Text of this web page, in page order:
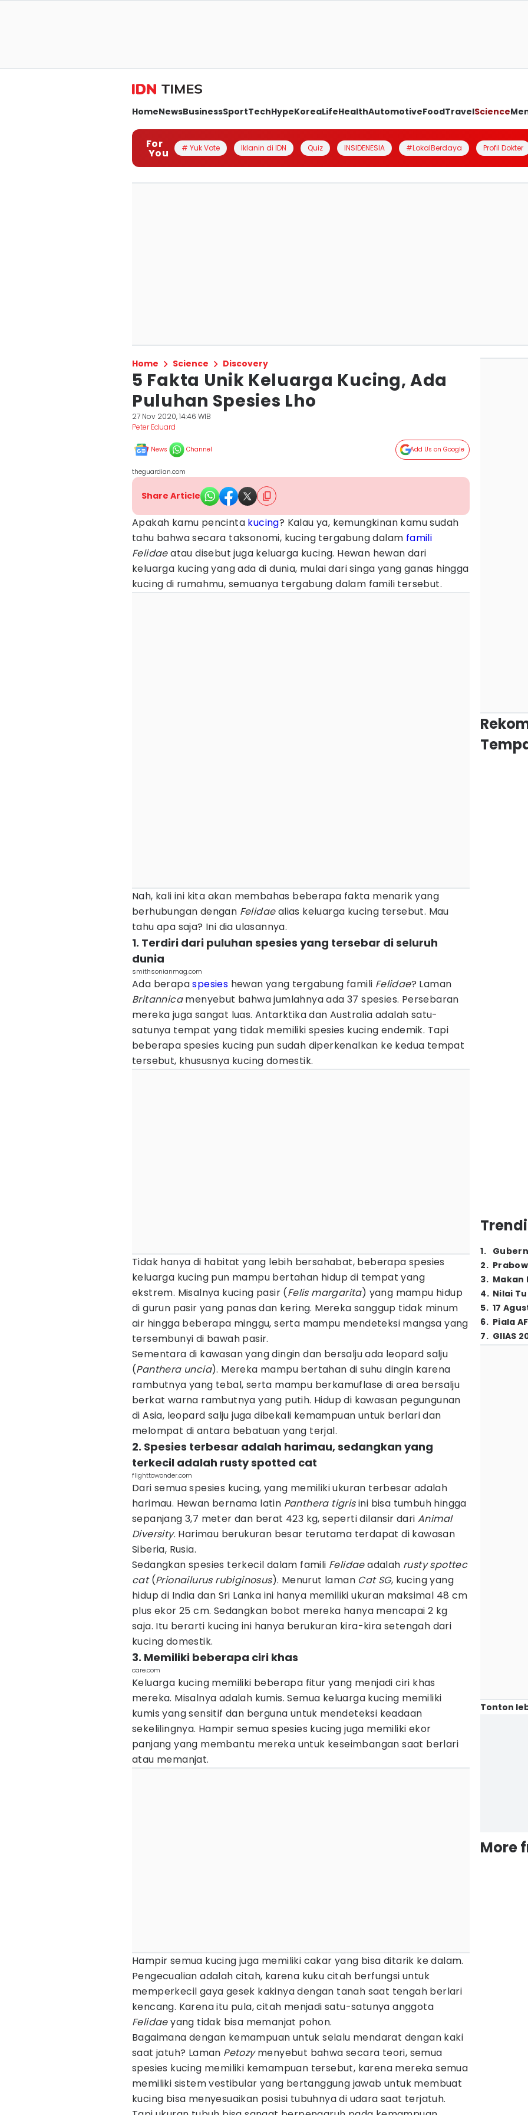
HomeNewsBusinessSportTechHypeKoreaLifeHealthAutomotiveFoodTravelScience
For
You # Yuk Vote Iklanin di IDN Quiz INSIDENESIA #LokalBerdaya Profil Dokter
Home Science Discovery
5 Fakta Unik Keluarga Kucing, Ada
Puluhan Spesies Lho
27 Nov 2020, 14:46 WIB
Peter Eduard
News Channel Add Us on Google
theguardian.com
Share Article
Apakah kamu pencinta kucing? Kalau ya, kemungkinan kamu sudah
tahu bahwa secara taksonomi, kucing tergabung dalam famili
Felidaeatau disebut juga keluarga kucing. Hewan hewan dari
keluarga kucing yang ada di dunia, mulai dari singa yang ganas hingga
kucing di rumahmu, semuanya tergabung dalam famili tersebut.
Nah, kali ini kita akan membahas beberapa fakta menarik yang
berhubungan dengan Felidaealias keluarga kucing tersebut. Mau
tahu apa saja? Ini dia ulasannya.
1. Terdiri dari puluhan spesies yang tersebar di seluruh
dunia
smithsonianmag.com
Ada berapaspesies hewan yang tergabung famili Felidae? Laman
Britannicamenyebut bahwa jumlahnya ada 37 spesies. Persebaran
mereka juga sangat luas. Antarktika dan Australia adalah satu-
satunya tempat yang tidak memiliki spesies kucing endemik. Tapi
beberapa spesies kucing pun sudah diperkenalkan ke kedua tempat
tersebut, khususnya kucing domestik.
Tidak hanya di habitat yang lebih bersahabat, beberapa spesies
keluarga kucing pun mampu bertahan hidup di tempat yang
ekstrem. Misalnya kucing pasir (Felis margarita) yang mampu hidup
di gurun pasir yang panas dan kering. Mereka sanggup tidak minum
air hingga beberapa minggu, serta mampu mendeteksi mangsa yang
tersembunyi di bawah pasir.
Sementara di kawasan yang dingin dan bersalju ada leopard salju
(Panthera uncia). Mereka mampu bertahan di suhu dingin karena
rambutnya yang tebal, serta mampu berkamuflase di area bersalju
berkat warna rambutnya yang putih. Hidup di kawasan pegungunan
di Asia, leopard salju juga dibekali kemampuan untuk berlari dan
melompat di antara bebatuan yang terjal.
2. Spesies terbesar adalah harimau, sedangkan yang
terkecil adalah rusty spotted cat
flighttowonder.com
Dari semua spesies kucing, yang memiliki ukuran terbesar adalah
harimau. Hewan bernama latin Panthera tigrisini bisa tumbuh hingga
sepanjang 3,7 meter dan berat 423 kg, seperti dilansir dari Animal
Diversity. Harimau berukuran besar terutama terdapat di kawasan
Siberia, Rusia.
Sedangkan spesies terkecil dalam famili Felidaeadalah rusty spottec
cat(Prionailurus rubiginosus). Menurut laman Cat SG, kucing yang
hidup di India dan Sri Lanka ini hanya memiliki ukuran maksimal 48 cm
plus ekor 25 cm. Sedangkan bobot mereka hanya mencapai 2 kg
saja. Itu berarti kucing ini hanya berukuran kira-kira setengah dari
kucing domestik.
3. Memiliki beberapa ciri khas
care.com
Keluarga kucing memiliki beberapa fitur yang menjadi ciri khas
mereka. Misalnya adalah kumis. Semua keluarga kucing memiliki
kumis yang sensitif dan berguna untuk mendeteksi keadaan
sekelilingnya. Hampir semua spesies kucing juga memiliki ekor
panjang yang membantu mereka untuk keseimbangan saat berlari
atau memanjat.
Hampir semua kucing juga memiliki cakar yang bisa ditarik ke dalam.
Pengecualian adalah citah, karena kuku citah berfungsi untuk
memperkecil gaya gesek kakinya dengan tanah saat tengah berlari
kencang. Karena itu pula, citah menjadi satu-satunya anggota
Felidaeyang tidak bisa memanjat pohon.
Bagaimana dengan kemampuan untuk selalu mendarat dengan kaki
saat jatuh? Laman Petozymenyebut bahwa secara teori, semua
spesies kucing memiliki kemampuan tersebut, karena mereka semua
memiliki sistem vestibular yang bertanggung jawab untuk membuat
kucing bisa menyesuaikan posisi tubuhnya di udara saat terjatuh.
1.
2.
3. Makan
4. Nilai
5. 17
6. Piala
7. GIIAS
Tonton
More